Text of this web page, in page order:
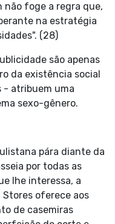
não foge a regra que,
na estratégia
(28)
são apenas
da existência social
- atribuem uma
sexo-gênero.
pára diante da
por todas as
lhe interessa, a
Stores oferece aos
de casemiras